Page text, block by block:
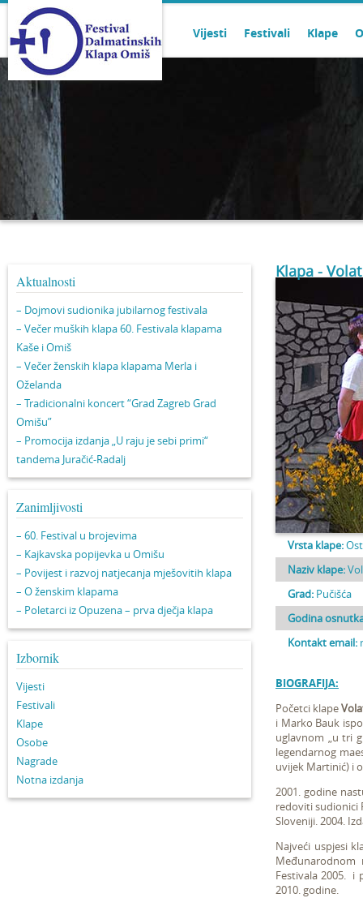
Vijesti Festivali Klape
Aktualnosti
– Dojmovi sudionika jubilarnog festivala
– Večer muških klapa 60. Festivala klapama
Kaše i Omiš
– Večer ženskih klapa klapama Merla i
Oželanda
– Tradicionalni koncert “Grad Zagreb Grad
Omišu”
– Promocija izdanja „U raju je sebi primi“
tandema Juračić-Radalj
Zanimljivosti
– 60. Festival u brojevima
– Kajkavska popijevka u Omišu
– Povijest i razvoj natjecanja mješovitih klapa
– O ženskim klapama
– Poletarci iz Opuzena – prva dječja klapa
Izbornik
Vijesti
Festivali
Klape
Osobe
Nagrade
Notna izdanja
Klapa - Volat
Vrsta klape:
Naziv klape:
Grad: Pučišća
Godina
Kontakt email:
BIOGRAFIJA:
Početci klape
i Marko Bauk
uglavnom „u tri
legendarnog
uvijek Martinić) i
2001. godine
redoviti sudionici
Sloveniji. 2004.
Najveći uspjesi
Festivala 2005. i
2010. godine.